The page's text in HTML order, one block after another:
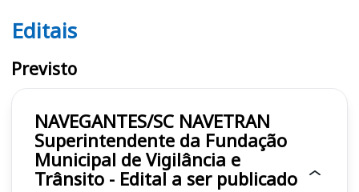
Editais NAVETRAN
Editais
Previsto
NAVEGANTES/SC NAVETRAN
Superintendente da Fundação
Municipal de Vigilância e
Trânsito - Edital a ser publicado